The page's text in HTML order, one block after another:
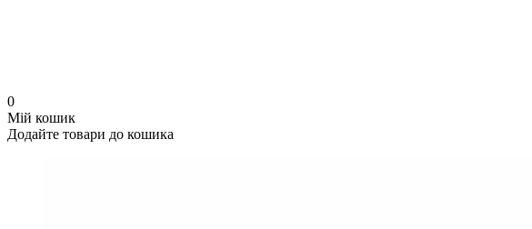
0
Мій кошик
Додайте товари до кошика